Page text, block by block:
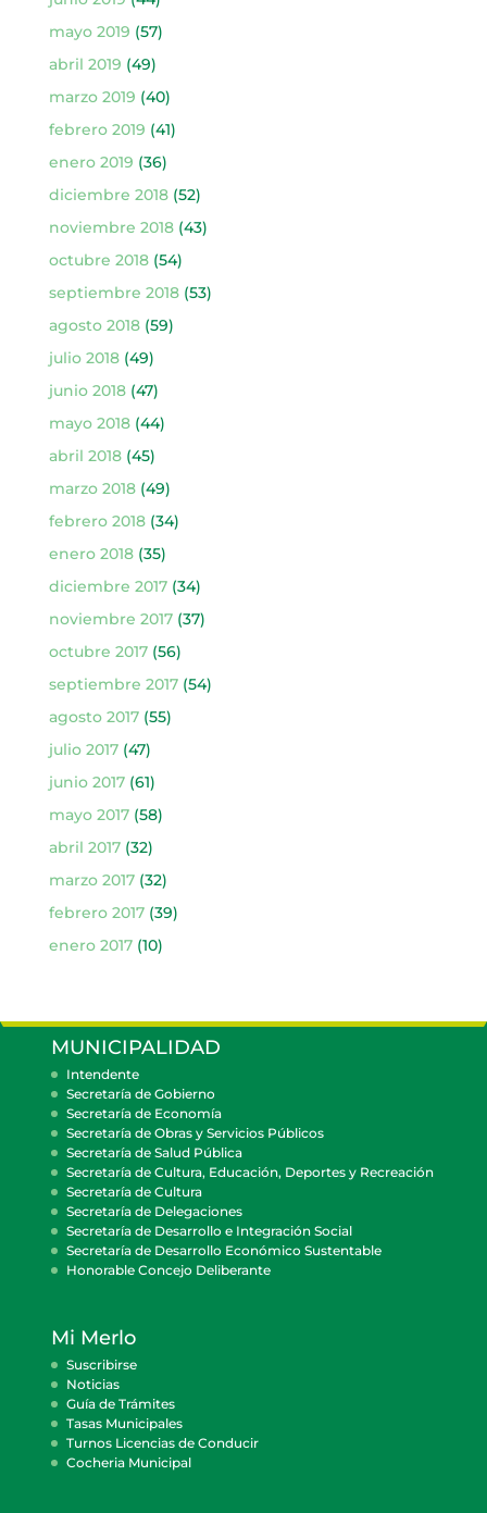
mayo 2019 (57)
abril 2019 (49)
marzo 2019 (40)
febrero 2019 (41)
enero 2019 (36)
diciembre 2018(52)
noviembre 2018(43)
octubre 2018(54)
septiembre 2018(53)
agosto 2018(59)
julio 2018(49)
junio 2018(47)
mayo 2018(44)
abril 2018(45)
marzo 2018(49)
febrero 2018(34)
enero 2018(35)
diciembre 2017(34)
noviembre 2017(37)
octubre 2017(56)
septiembre 2017(54)
agosto 2017(55)
julio 2017(47)
junio 2017(61)
mayo 2017(58)
abril 2017(32)
marzo 2017(32)
febrero 2017(39)
enero 2017(10)
MUNICIPALIDAD
Intendente
Secretaría de Gobierno
Secretaría de Economía
Secretaría de Obras y Servicios Públicos
Secretaría de Salud Pública
Secretaría de Cultura, Educación, Deportes y Recreación
Secretaría de Cultura
Secretaría de Delegaciones
Secretaría de Desarrollo e Integración Social
Secretaría de Desarrollo Económico Sustentable
Honorable Concejo Deliberante
Mi Merlo
Suscribirse
Noticias
Guía de Trámites
Tasas Municipales
Turnos Licencias de Conducir
Cocheria Municipal